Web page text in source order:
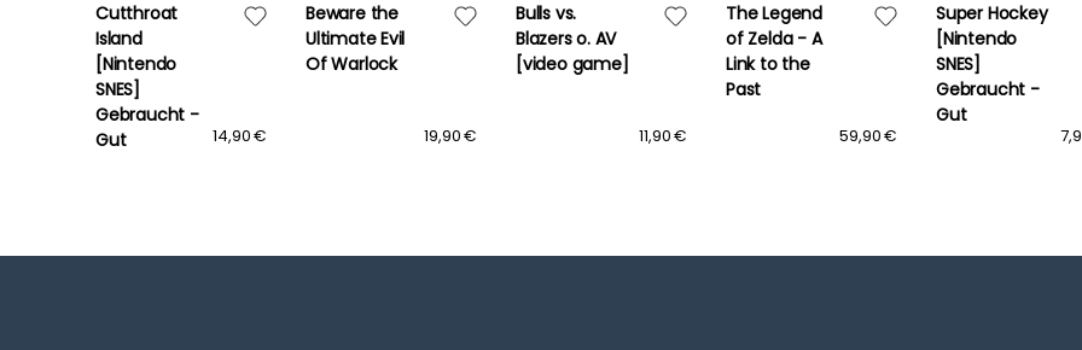
Cutthroat
Island
[Nintendo
SNES]
Gebraucht -
Gut
14,90 €
Beware the
Ultimate Evil
Of Warlock
19,90 €
Bulls vs.
Blazers o. AV
[video game]
11,90 €
The Legend
of Zelda - A
Link to the
Past
59,90 €
Super Hockey
[Nintendo
SNES]
Gebraucht -
Gut